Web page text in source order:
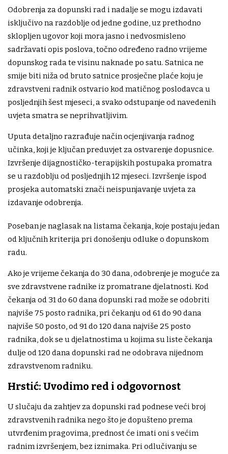
Odobrenja za dopunski rad i nadalje se mogu izdavati
isključivo na razdoblje od jedne godine, uz prethodno
sklopljen ugovor koji mora jasno i nedvosmisleno
sadržavati opis poslova, točno određeno radno vrijeme
dopunskog rada te visinu naknade po satu. Satnica ne
smije biti niža od bruto satnice prosječne plaće koju je
zdravstveni radnik ostvario kod matičnog poslodavca u
posljednjih šest mjeseci, a svako odstupanje od navedenih
uvjeta smatra se neprihvatljivim.
Uputa detaljno razrađuje način ocjenjivanja radnog
učinka, koji je ključan preduvjet za ostvarenje dopusnice.
Izvršenje dijagnostičko-terapijskih postupaka promatra
se u razdoblju od posljednjih 12 mjeseci. Izvršenje ispod
prosjeka automatski znači neispunjavanje uvjeta za
izdavanje odobrenja.
Poseban je naglasak na listama čekanja, koje postaju jedan
od ključnih kriterija pri donošenju odluke o dopunskom
radu.
Ako je vrijeme čekanja do 30 dana, odobrenje je moguće za
sve zdravstvene radnike iz promatrane djelatnosti. Kod
čekanja od 31 do 60 dana dopunski rad može se odobriti
najviše 75 posto radnika, pri čekanju od 61 do 90 dana
najviše 50 posto, od 91 do 120 dana najviše 25 posto
radnika, dok se u djelatnostima u kojima su liste čekanja
dulje od 120 dana dopunski rad ne odobrava nijednom
zdravstvenom radniku.
Hrstić: Uvodimo red i odgovornost
U slučaju da zahtjev za dopunski rad podnese veći broj
zdravstvenih radnika nego što je dopušteno prema
utvrđenim pragovima, prednost će imati oni s većim
radnim izvršenjem, bez iznimaka. Pri odlučivanju se